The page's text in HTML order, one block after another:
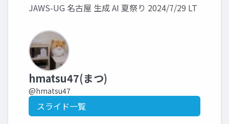
JAWS-UG 名古屋 生成 AI 夏祭り 2024/7/29 LT
hmatsu47(まつ)
@hmatsu47
スライド一覧